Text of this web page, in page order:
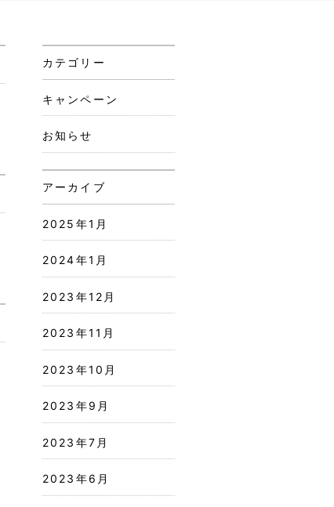
カテゴリー
キャンペーン
お知らせ
アーカイブ
2025年1月
2024年1月
2023年12月
2023年11月
2023年10月
2023年9月
2023年7月
2023年6月